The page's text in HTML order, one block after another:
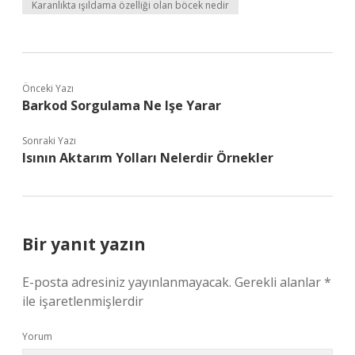
Karanlıkta ışıldama özelliği olan böcek nedir
Önceki Yazı
Barkod Sorgulama Ne Işe Yarar
Sonraki Yazı
Isının Aktarım Yolları Nelerdir Örnekler
Bir yanıt yazın
E-posta adresiniz yayınlanmayacak. Gerekli alanlar*
ile işaretlenmişlerdir
Yorum